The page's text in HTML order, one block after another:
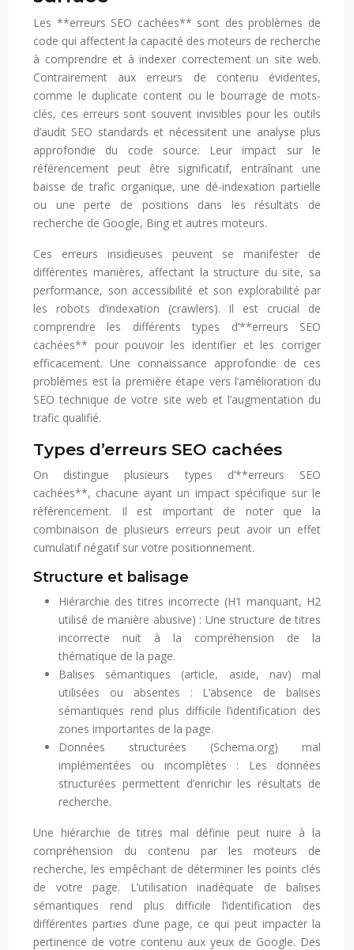
Les **erreurs SEO cachées** sont des problèmes de
code qui affectent la capacité des moteurs de recherche
à comprendre et à indexer correctement un site web.
Contrairement aux erreurs de contenu évidentes,
comme le duplicate content ou le bourrage de mots-
clés, ces erreurs sont souvent invisibles pour les outils
d’audit SEO standards et nécessitent une analyse plus
approfondie du code source. Leur impact sur le
référencement peut être significatif, entraînant une
baisse de trafic organique, une dé-indexation partielle
ou une perte de positions dans les résultats de
recherche de Google, Bing et autres moteurs.
Ces erreurs insidieuses peuvent se manifester de
différentes manières, affectant la structure du site, sa
performance, son accessibilité et son explorabilité par
les robots d’indexation (crawlers). Il est crucial de
comprendre les différents types d’**erreurs SEO
cachées** pour pouvoir les identifier et les corriger
efficacement. Une connaissance approfondie de ces
problèmes est la première étape vers l’amélioration du
SEO technique de votre site web et l’augmentation du
trafic qualifié.
Types d’erreurs SEO cachées
On distingue plusieurs types d’**erreurs SEO
cachées**, chacune ayant un impact spécifique sur le
référencement. Il est important de noter que la
combinaison de plusieurs erreurs peut avoir un effet
cumulatif négatif sur votre positionnement.
Structure et balisage
Hiérarchie des titres incorrecte (H1 manquant, H2
utilisé de manière abusive) : Une structure de titres
incorrecte nuit à la compréhension de la
thématique de la page.
Balises sémantiques (article, aside, nav) mal
utilisées ou absentes : L’absence de balises
sémantiques rend plus difficile l’identification des
zones importantes de la page.
Données structurées (Schema.org) mal
implémentées ou incomplètes : Les données
structurées permettent d’enrichir les résultats de
recherche.
Une hiérarchie de titres mal définie peut nuire à la
compréhension du contenu par les moteurs de
recherche, les empêchant de déterminer les points clés
de votre page. L’utilisation inadéquate de balises
sémantiques rend plus difficile l’identification des
différentes parties d’une page, ce qui peut impacter la
pertinence de votre contenu aux yeux de Google. Des